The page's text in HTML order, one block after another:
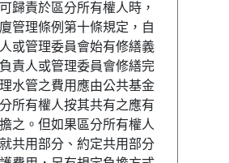
歸責於區分所有權人時，
管理條例第十條規定，自
或管理委員會始有修繕義
責人或管理委員會修繕完
水管之費用應由公共基金
所有權人按其共有之應有
之。但如果區分所有權人
共用部分、約定共用部分